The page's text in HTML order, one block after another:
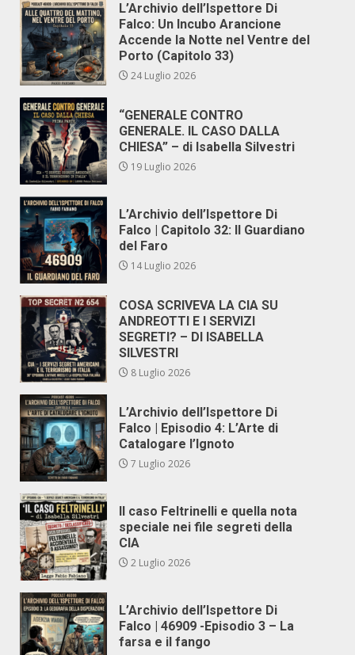
L’Archivio dell’Ispettore Di
Falco: Un Incubo Arancione
Accende la Notte nel Ventre del
Porto (Capitolo 33)
24 Luglio 2026
“GENERALE CONTRO
GENERALE. IL CASO DALLA
CHIESA” – di Isabella Silvestri
19 Luglio 2026
L’Archivio dell’Ispettore Di
Falco | Capitolo 32: Il Guardiano
del Faro
14 Luglio 2026
COSA SCRIVEVA LA CIA SU
ANDREOTTI E I SERVIZI
SEGRETI? – DI ISABELLA
SILVESTRI
8 Luglio 2026
L’Archivio dell’Ispettore Di
Falco | Episodio 4: L’Arte di
Catalogare l’Ignoto
7 Luglio 2026
Il caso Feltrinelli e quella nota
speciale nei file segreti della
CIA
2 Luglio 2026
L’Archivio dell’Ispettore Di
Falco | 46909 -Episodio 3 – La
farsa e il fango